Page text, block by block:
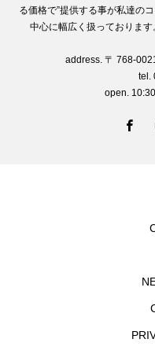
る価格で”提供する事が私達の
中心に幅広く扱っております
address. 〒 768-
tel.
open.